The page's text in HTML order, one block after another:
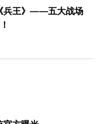
兵王》——五大战场